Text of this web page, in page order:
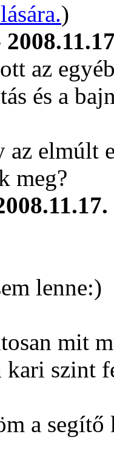
)
az
és a
az elmúlt
meg?
lenne:)
mit
szint
a segítő